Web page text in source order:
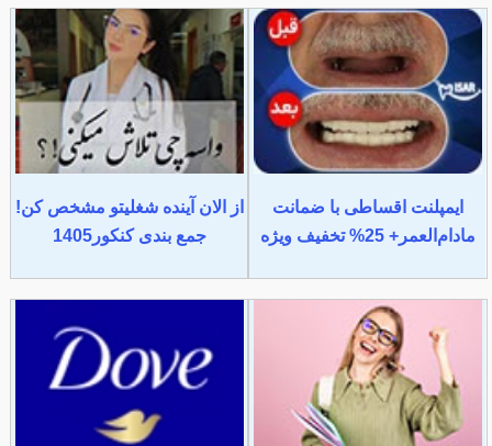
ایمپلنت اقساطی با ضمانت
مادام‌العمر+ 25% تخفیف ویژه
از الان آینده شغلیتو مشخص کن!
جمع بندی کنکور1405